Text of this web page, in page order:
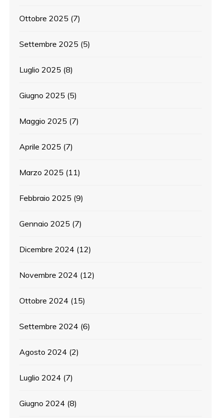
Ottobre 2025 (7)
Settembre 2025 (5)
Luglio 2025 (8)
Giugno 2025 (5)
Maggio 2025 (7)
Aprile 2025 (7)
Marzo 2025 (11)
Febbraio 2025 (9)
Gennaio 2025 (7)
Dicembre 2024 (12)
Novembre 2024 (12)
Ottobre 2024 (15)
Settembre 2024 (6)
Agosto 2024 (2)
Luglio 2024 (7)
Giugno 2024 (8)